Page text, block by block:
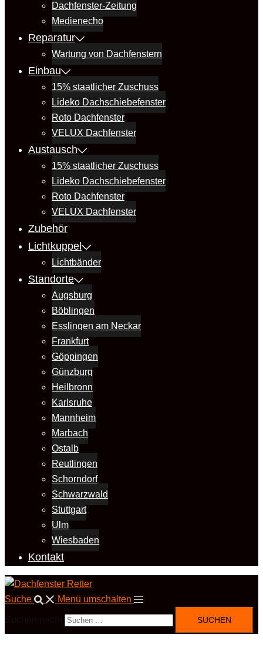
Dachfenster-Zeitung
Medienecho
Reparatur
Wartung von Dachfenstern
Einbau
15% staatlicher Zuschuss
Lideko Dachschiebefenster
Roto Dachfenster
VELUX Dachfenster
Austausch
15% staatlicher Zuschuss
Lideko Dachschiebefenster
Roto Dachfenster
VELUX Dachfenster
Zubehör
Lichtkuppel
Lichtbänder
Standorte
Augsburg
Böblingen
Esslingen am Neckar
Frankfurt
Göppingen
Günzburg
Heilbronn
Karlsruhe
Mannheim
Marbach
Ostalb
Reutlingen
Schorndorf
Schwarzwald
Stuttgart
Ulm
Wiesbaden
Kontakt
Suche Menü umschalten